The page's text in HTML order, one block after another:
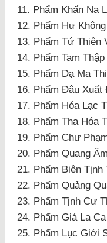
11. Phẩm Khấn Na
12. Phẩm Hư
13. Phẩm Tứ Thiên
14. Phẩm Tam
15. Phẩm Dạ Ma
16. Phẩm Đâu Xuất
17. Phẩm Hóa Lạc
18. Phẩm Tha Hóa
19. Phẩm Chư
20. Phẩm Quang
21. Phẩm Biên Tịnh
22. Phẩm Quảng
23. Phẩm Tịnh Cư
24. Phẩm Giá La
25. Phẩm Lục Giới